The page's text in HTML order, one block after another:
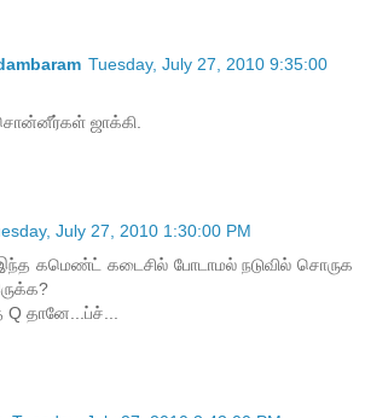
Tuesday, July 27, 2010 9:35:00
ஜாக்கி.
July 27, 2010 1:30:00 PM
கமெண்ட் கடைசில் போடாமல் நடுவில் சொருக
தானே...ப்ச்...